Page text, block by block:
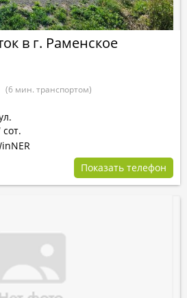
в г. Раменское
(6 мин. транспортом)
Показать телефон